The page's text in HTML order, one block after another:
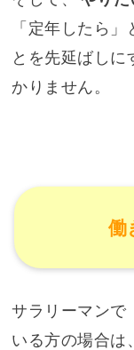
「定年したら
とを先延ばしに
かりません。
働
サラリーマンで
いる方の場合は、